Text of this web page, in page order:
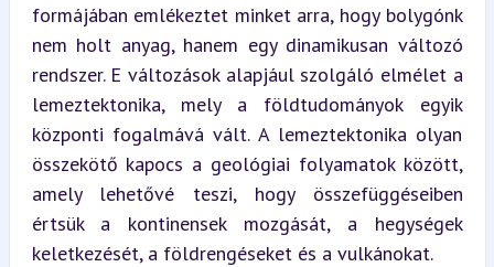
formájában emlékeztet minket arra, hogy bolygónk
nem holt anyag, hanem egy dinamikusan változó
rendszer. E változások alapjául szolgáló elmélet a
lemeztektonika, mely a földtudományok egyik
központi fogalmává vált. A lemeztektonika olyan
összekötő kapocs a geológiai folyamatok között,
amely lehetővé teszi, hogy összefüggéseiben
értsük a kontinensek mozgását, a hegységek
keletkezését, a földrengéseket és a vulkánokat.